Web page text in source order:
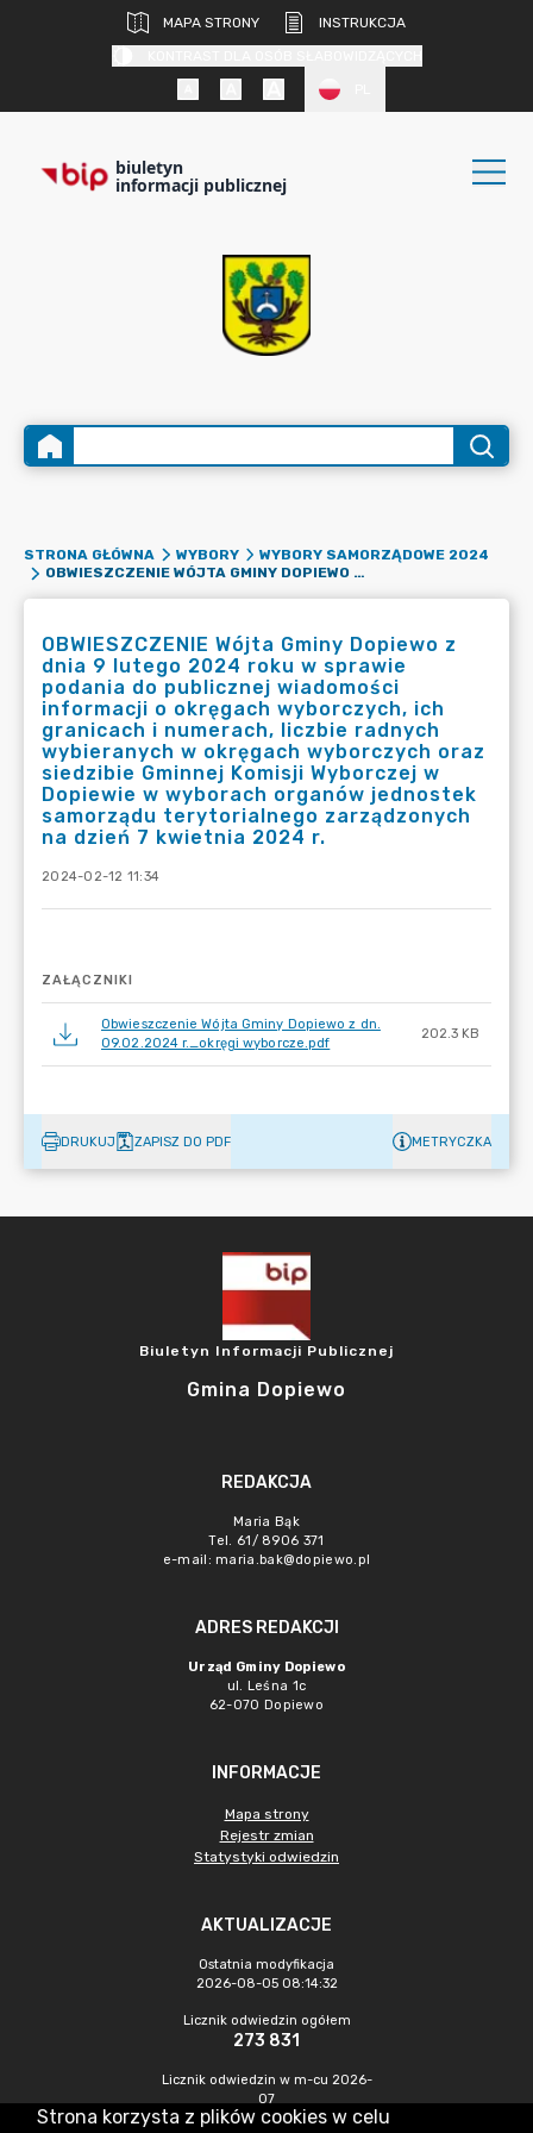
MAPA STRONY
INSTRUKCJA
biuletyn
informacji publicznej
STRONA GŁÓWNA WYBORY
WYBORY SAMORZĄDOWE 2024
OBWIESZCZENIE WÓJTA GMINY DOPIEWO Z DNIA 9 LUTEGO 2024 ROKU W SPRAWIE PODANIA DO PUBLICZNEJ WIADOMOŚCI INFORMACJI O OKRĘGACH WYBORCZYCH, ICH GRANICACH I NUMERACH, LICZBIE RADNYCH WYBIERANYCH W OKRĘGACH WYBORCZYCH ORAZ SIEDZIBIE GMINNEJ KOMISJI WYBORCZEJ W DOPIEWIE W WYBORACH ORGANÓW JEDNOSTEK SAMORZĄDU TERYTORIALNEGO ZARZĄDZONYCH NA DZIEŃ 7 KWIETNIA 2024 R.
OBWIESZCZENIE Wójta Gminy Dopiewo z
dnia 9 lutego 2024 roku w sprawie
podania do publicznej wiadomości
informacji o okręgach wyborczych, ich
granicach i numerach, liczbie radnych
wybieranych w okręgach wyborczych oraz
siedzibie Gminnej Komisji Wyborczej w
Dopiewie w wyborach organów jednostek
samorządu terytorialnego zarządzonych
na dzień 7 kwietnia 2024 r.
2024-02-12 11:34
ZAŁĄCZNIKI
Obwieszczenie Wójta Gminy Dopiewo z dn.
09.02.2024 r._okręgi wyborcze.pdf
202.3 KB
DRUKUJ ZAPISZ DO PDF METRYCZKA
Biuletyn Informacji Publicznej
Gmina Dopiewo
REDAKCJA
Maria Bąk
Tel. 61/ 8906 371
e-mail: maria.bak@dopiewo.pl
ADRES REDAKCJI
Urząd Gminy Dopiewo
ul. Leśna 1c
62-070 Dopiewo
INFORMACJE
Mapa strony
Rejestr zmian
Statystyki odwiedzin
AKTUALIZACJE
Ostatnia modyfikacja
2026-08-05 08:14:32
Licznik odwiedzin ogółem
273 831
Licznik odwiedzin w m-cu 2026-
07
620
Strona korzysta z plików cookies w celu